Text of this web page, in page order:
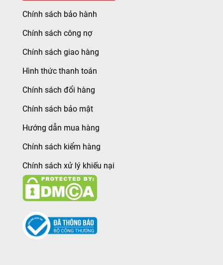
Chính sách bảo hành
Chính sách công nợ
Chính sách giao hàng
Hình thức thanh toán
Chính sách đổi hàng
Chính sách bảo mật
Hướng dẫn mua hàng
Chính sách kiểm hàng
Chính sách xử lý khiếu nại